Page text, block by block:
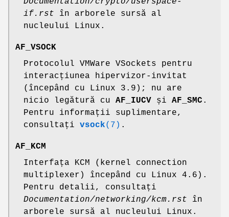
if.rst în arborele sursă al
nucleului Linux.
AF_VSOCK
Protocolul VMWare VSockets pentru
interacțiunea hipervizor-invitat
(începând cu Linux 3.9); nu are
nicio legătură cu AF_IUCV și AF_SMC .
Pentru informații suplimentare,
consultați vsock(7) .
AF_KCM
Interfața KCM (kernel connection
multiplexer) începând cu Linux 4.6).
Pentru detalii, consultați
Documentation/networking/kcm.rst în
arborele sursă al nucleului Linux.